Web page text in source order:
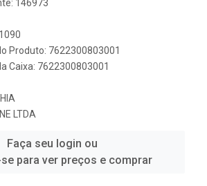
146973
Produto: 7622300803001
Caixa: 7622300803001
LTDA
Faça seu login ou
para ver preços e comprar